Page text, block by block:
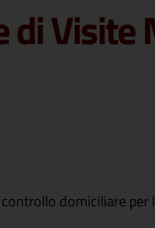
Visite
domiciliare per